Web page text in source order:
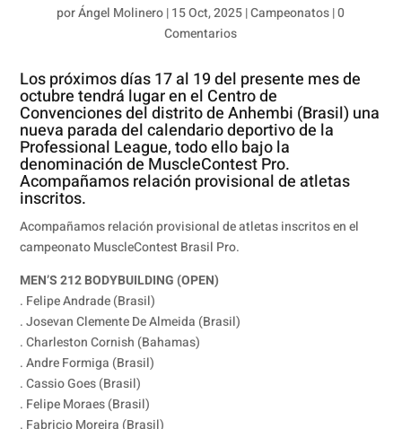
porÁngel Molinero|15 Oct, 2025|Campeonatos|0
Comentarios
Los próximos días 17 al 19 del presente mes de
octubre tendrá lugar en el Centro de
Convenciones del distrito de Anhembi (Brasil) una
nueva parada del calendario deportivo de la
Professional League, todo ello bajo la
denominación de MuscleContest Pro.
Acompañamos relación provisional de atletas
inscritos.
Acompañamos relación provisional de atletas inscritos en el
campeonato MuscleContest Brasil Pro.
MEN’S 212 BODYBUILDING (OPEN)
. Felipe Andrade (Brasil)
. Josevan Clemente De Almeida (Brasil)
. Charleston Cornish (Bahamas)
. Andre Formiga (Brasil)
. Cassio Goes (Brasil)
. Felipe Moraes (Brasil)
. Fabricio Moreira (Brasil)